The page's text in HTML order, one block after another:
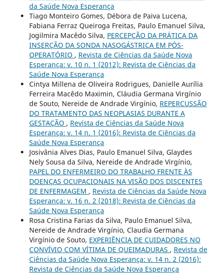
da Saúde Nova Esperança
Tiago Monteiro Gomes, Débora de Paiva Lucena,
Fabiana Ferraz Queiroga Freitas, Paulo Emanuel Silva,
Jogilmira Macêdo Silva, PERCEPÇÃO DA PRÁTICA DA
INSERÇÃO DA SONDA NASOGÁSTRICA EM PÓS-
OPERATÓRIO , Revista de Ciências da Saúde Nova
Esperança: v. 10 n. 1 (2012): Revista de Ciências da
Saúde Nova Esperança
Cintya Millena de Oliveira Rodrigues, Danielle Aurília
Ferreira Macêdo Maximin, Cláudia Germana Virgínio
de Souto, Nereide de Andrade Virgínio, REPERCUSSÃO
DO TRATAMENTO DAS NEOPLASIAS DURANTE A
GESTAÇÃO , Revista de Ciências da Saúde Nova
Esperança: v. 14 n. 1 (2016): Revista de Ciências da
Saúde Nova Esperança
Josivânia Alves Dias, Paulo Emanuel Silva, Glaydes
Nely Sousa da Silva, Nereide de Andrade Virgínio,
PAPEL DO ENFERMEIRO DO TRABALHO FRENTE ÀS
DOENÇAS OCUPACIONAIS NA VISÃO DOS DISCENTES
DE ENFERMAGEM , Revista de Ciências da Saúde Nova
Esperança: v. 16 n. 2 (2018): Revista de Ciências da
Saúde Nova Esperança
Rosa Cristina Farias da Silva, Paulo Emanuel Silva,
Nereide de Andrade Virgínio, Claudia Germana
Virgínio de Souto, EXPERIÊNCIA DE CUIDADORES NO
CONVÍVIO COM VÍTIMA DE QUEIMADURAS , Revista de
Ciências da Saúde Nova Esperança: v. 14 n. 2 (2016):
Revista de Ciências da Saúde Nova Esperança